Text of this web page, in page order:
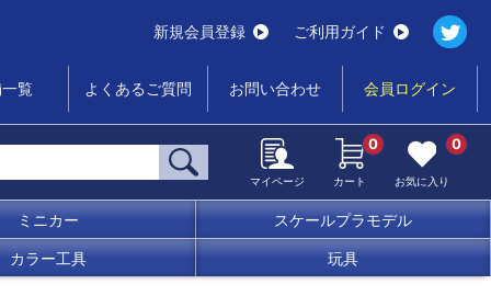
新規会員登録 ご利用ガイド
覧 よくあるご質問 お問い合わせ 会員ログイン
マイページ カート
0
お気に入り
0
ミニカー スケールプラモデル
カラー工具 玩具